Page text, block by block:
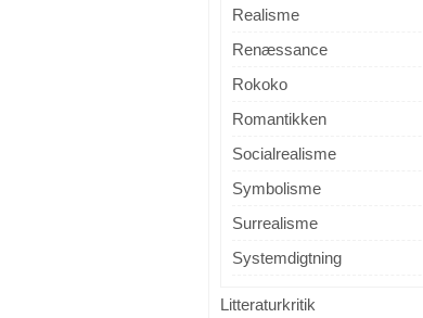
Realisme
Renæssance
Rokoko
Romantikken
Socialrealisme
Symbolisme
Surrealisme
Systemdigtning
Litteraturkritik